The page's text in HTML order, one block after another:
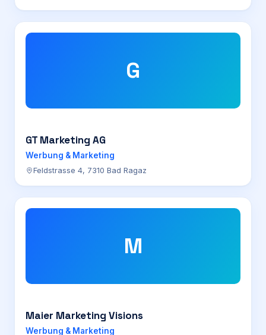
G
GT Marketing AG
Werbung & Marketing
Feldstrasse 4, 7310 Bad Ragaz
M
Maier Marketing Visions
Werbung & Marketing